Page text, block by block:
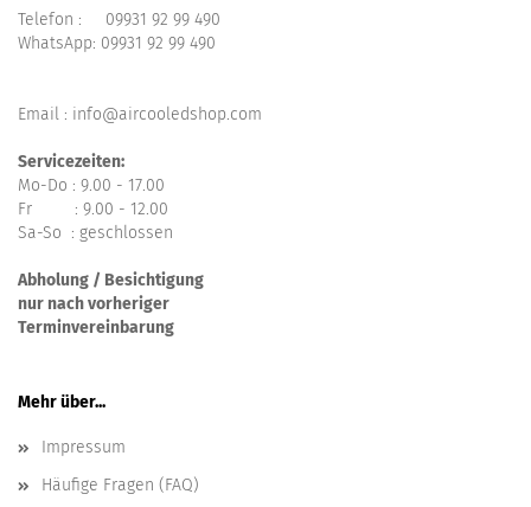
Telefon : 09931 92 99 490
WhatsApp: 09931 92 99 490
Email : info@aircooledshop.com
Servicezeiten:
Mo-Do : 9.00 - 17.00
Fr : 9.00 - 12.00
Sa-So : geschlossen
Abholung / Besichtigung
nur nach vorheriger
Terminvereinbarung
Mehr über...
Impressum
Häufige Fragen (FAQ)